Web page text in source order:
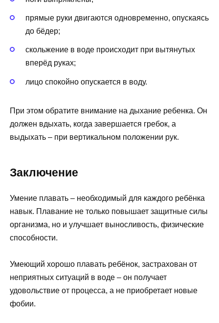
прямые руки двигаются одновременно, опускаясь
до бёдер;
скольжение в воде происходит при вытянутых
вперёд руках;
лицо спокойно опускается в воду.
При этом обратите внимание на дыхание ребенка. Он
должен вдыхать, когда завершается гребок, а
выдыхать – при вертикальном положении рук.
Заключение
Умение плавать – необходимый для каждого ребёнка
навык. Плавание не только повышает защитные силы
организма, но и улучшает выносливость, физические
способности.
Умеющий хорошо плавать ребёнок, застрахован от
неприятных ситуаций в воде – он получает
удовольствие от процесса, а не приобретает новые
фобии.